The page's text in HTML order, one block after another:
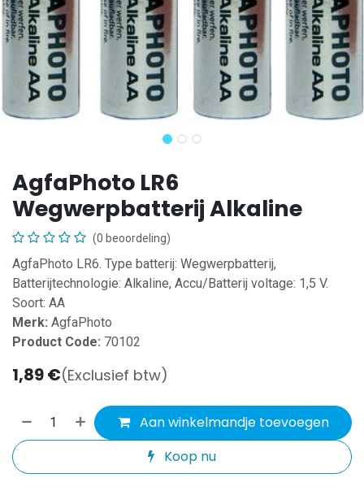
AgfaPhoto LR6
Wegwerpbatterij Alkaline
(0 beoordeling)
AgfaPhoto LR6. Type batterij: Wegwerpbatterij,
Batterijtechnologie: Alkaline, Accu/Batterij voltage: 1,5 V.
Soort: AA
Merk: AgfaPhoto
Product Code: 70102
1,89€(Exclusief btw)
Aan winkelmandje toevoegen
Koop nu